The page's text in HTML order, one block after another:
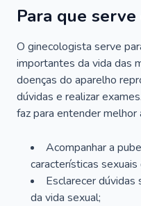
Para que
O ginecologista serve
importantes da vida das
doenças do aparelho
dúvidas e realizar
faz para entender melhor
Acompanhar a
características sexuais
Esclarecer dúvidas
da vida sexual;